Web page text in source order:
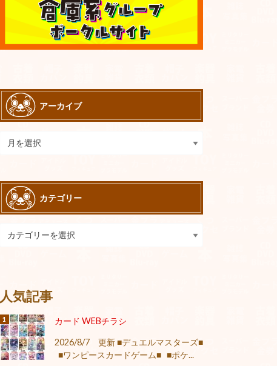
アーカイブ
カテゴリー
人気記事
カード WEBチラシ
2026/8/7 更新 ■デュエルマスターズ■
■ワンピースカードゲーム■ ■ポケ...